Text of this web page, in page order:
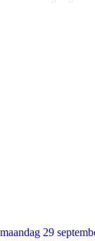
maandag 29